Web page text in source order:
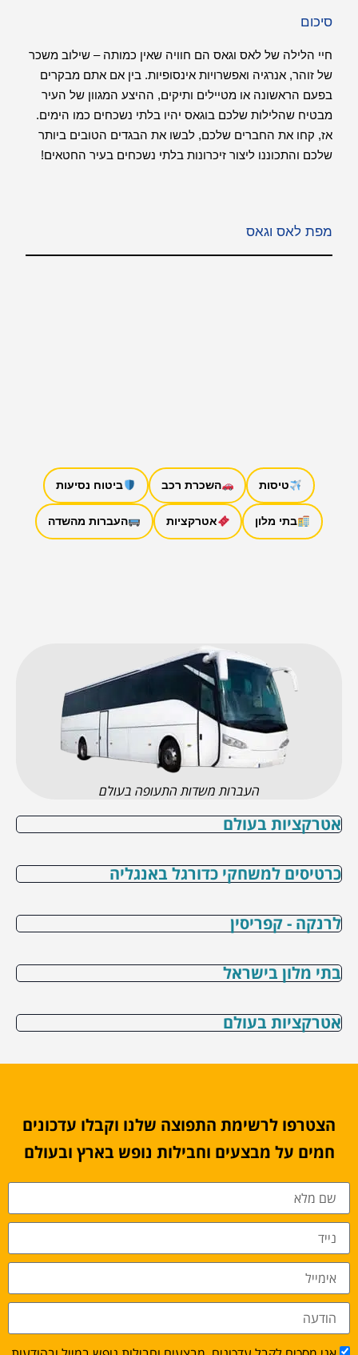
סיכום
חיי הלילה של לאס וגאס הם חוויה שאין כמותה – שילוב משכר
של זוהר, אנרגיה ואפשרויות אינסופיות. בין אם אתם מבקרים
בפעם הראשונה או מטיילים ותיקים, ההיצע המגוון של העיר
מבטיח שהלילות שלכם בוגאס יהיו בלתי נשכחים כמו הימים.
אז, קחו את החברים שלכם, לבשו את הבגדים הטובים ביותר
שלכם והתכוננו ליצור זיכרונות בלתי נשכחים בעיר החטאים!
מפת לאס וגאס
טיסות השכרת רכב ביטוח נסיעות
בתי מלון אטרקציות העברות מהשדה
העברות משדות התעופה בעולם
אטרקציות בעולם
כרטיסים למשחקי כדורגל באנגליה
לרנקה - קפריסין
בתי מלון בישראל
אטרקציות בעולם
הצטרפו לרשימת התפוצה שלנו וקבלו עדכונים
חמים על מבצעים וחבילות נופש בארץ ובעולם